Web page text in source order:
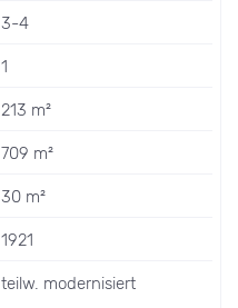
3-4
1
213 m²
709 m²
30 m²
1921
teilw. modernisiert